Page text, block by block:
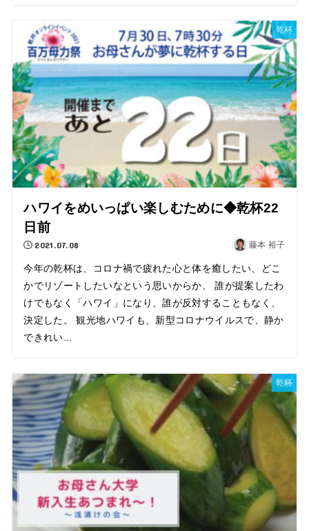
乾杯
ハワイをめいっぱい楽しむために◆乾杯22
日前
2021.07.08 藤本 裕子
今年の乾杯は、コロナ禍で疲れた心と体を癒したい、どこ
かでリゾートしたいなという思いからか、 誰が提案したわ
けでもなく「ハワイ」になり、誰が反対することもなく、
決定した。 観光地ハワイも、新型コロナウイルスで、静か
できれい...
乾杯